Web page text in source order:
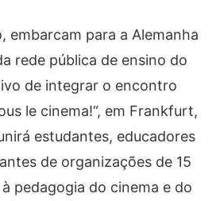
embarcam para a Alemanha
rede pública de ensino do
de integrar o encontro
le cinema!“, em Frankfurt,
estudantes, educadores
de organizações de 15
pedagogia do cinema e do